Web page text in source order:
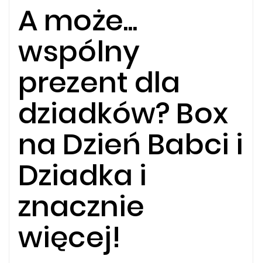
A może...
wspólny
prezent dla
dziadków? Box
na Dzień Babci i
Dziadka i
znacznie
więcej!